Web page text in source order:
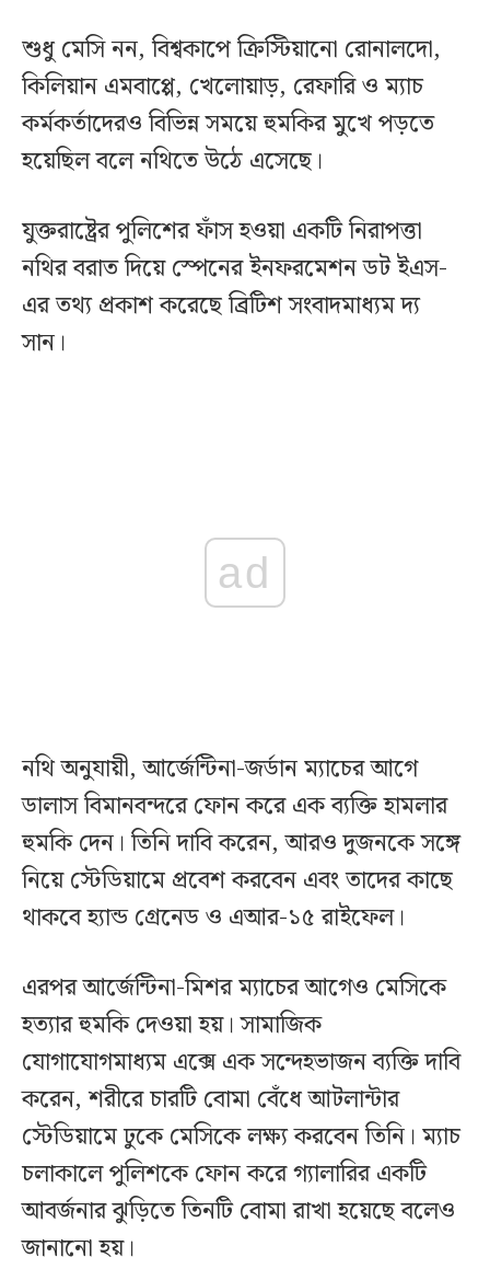
শুধু মেসি নন, বিশ্বকাপে ক্রিস্টিয়ানো রোনালদো,
কিলিয়ান এমবাপ্পে, খেলোয়াড়, রেফারি ও ম্যাচ
কর্মকর্তাদেরও বিভিন্ন সময়ে হুমকির মুখে পড়তে
হয়েছিল বলে নথিতে উঠে এসেছে।
যুক্তরাষ্ট্রের পুলিশের ফাঁস হওয়া একটি নিরাপত্তা
নথির বরাত দিয়ে স্পেনের ইনফরমেশন ডট ইএস-
এর তথ্য প্রকাশ করেছে ব্রিটিশ সংবাদমাধ্যম দ্য
সান।
ad
নথি অনুযায়ী, আর্জেন্টিনা-জর্ডান ম্যাচের আগে
ডালাস বিমানবন্দরে ফোন করে এক ব্যক্তি হামলার
হুমকি দেন। তিনি দাবি করেন, আরও দুজনকে সঙ্গে
নিয়ে স্টেডিয়ামে প্রবেশ করবেন এবং তাদের কাছে
থাকবে হ্যান্ড গ্রেনেড ও এআর-১৫ রাইফেল।
এরপর আর্জেন্টিনা-মিশর ম্যাচের আগেও মেসিকে
হত্যার হুমকি দেওয়া হয়। সামাজিক
যোগাযোগমাধ্যম এক্সে এক সন্দেহভাজন ব্যক্তি দাবি
করেন, শরীরে চারটি বোমা বেঁধে আটলান্টার
স্টেডিয়ামে ঢুকে মেসিকে লক্ষ্য করবেন তিনি। ম্যাচ
চলাকালে পুলিশকে ফোন করে গ্যালারির একটি
আবর্জনার ঝুড়িতে তিনটি বোমা রাখা হয়েছে বলেও
জানানো হয়।